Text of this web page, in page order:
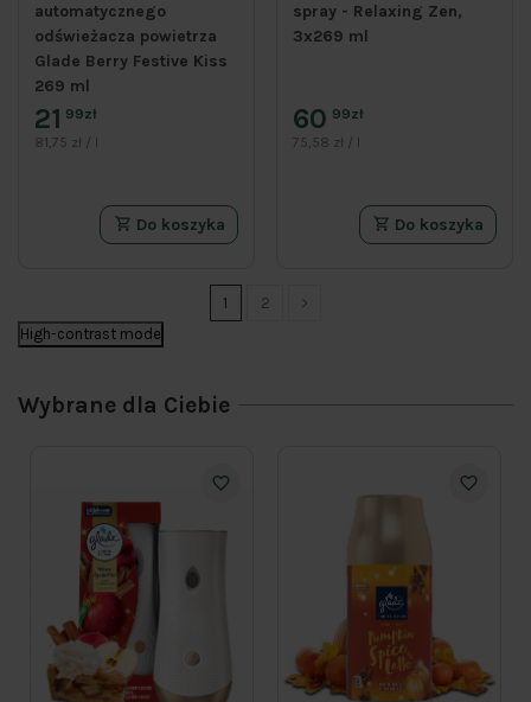
automatycznego
odświeżacza powietrza
Glade Berry Festive Kiss
269 ml
21 99zł
81,75 zł / l
Do koszyka
spray - Relaxing Zen,
3x269 ml
60 99zł
75,58 zł / l
Do koszyka
1
2
High-contrast mode
Wybrane dla Ciebie